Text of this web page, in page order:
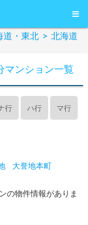
道・東北 > 北海道
マンション一覧
行 ハ行 マ行
大誉地本町
の物件情報がありま